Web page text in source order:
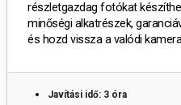
részletgazdag fotókat
minőségi alkatrészek,
és hozd vissza a valódi
Javítási idő: 3 óra